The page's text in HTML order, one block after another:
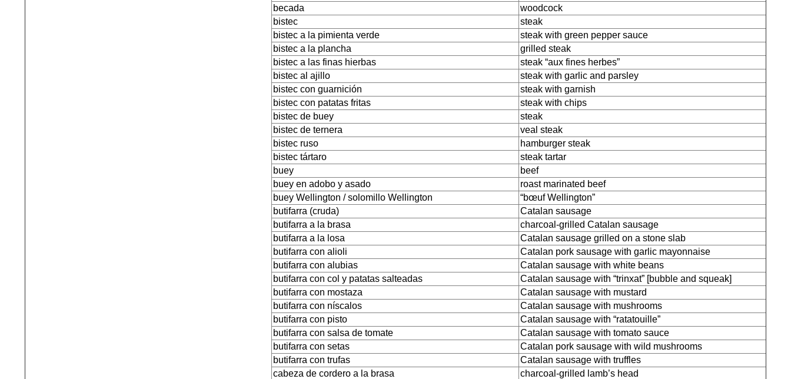
becada
woodcock
bistec
steak
bistec a la pimienta verde
steak with green pepper sauce
bistec a la plancha
grilled steak
bistec a las finas hierbas
steak “aux fines herbes”
bistec al ajillo
steak with garlic and parsley
bistec con guarnición
steak with garnish
bistec con patatas fritas
steak with chips
bistec de buey
steak
bistec de ternera
veal steak
bistec ruso
hamburger steak
bistec tártaro
steak tartar
buey
beef
buey en adobo y asado
roast marinated beef
buey Wellington / solomillo Wellington
“bœuf Wellington”
butifarra (cruda)
Catalan sausage
butifarra a la brasa
charcoal-grilled Catalan sausage
butifarra a la losa
Catalan sausage grilled on a stone slab
butifarra con alioli
Catalan pork sausage with garlic mayonnaise
butifarra con alubias
Catalan sausage with white beans
butifarra con col y patatas salteadas
Catalan sausage with “trinxat” [bubble and squeak]
butifarra con mostaza
Catalan sausage with mustard
butifarra con níscalos
Catalan sausage with mushrooms
butifarra con pisto
Catalan sausage with “ratatouille”
butifarra con salsa de tomate
Catalan sausage with tomato sauce
butifarra con setas
Catalan pork sausage with wild mushrooms
butifarra con trufas
Catalan sausage with truffles
cabeza de cordero a la brasa
charcoal-grilled lamb’s head